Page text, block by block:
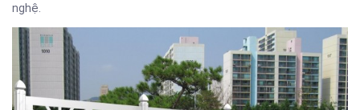
nghệ.